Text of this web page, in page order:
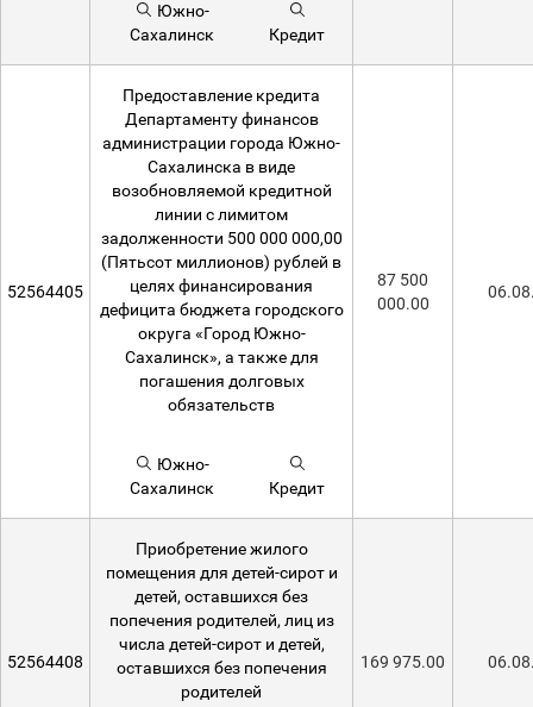
Южно-
Сахалинск
Кредит
52564405
Предоставление кредита
Департаменту финансов
администрации города Южно-
Сахалинска в виде
возобновляемой кредитной
линии с лимитом
задолженности 500 000 000,00
(Пятьсот миллионов) рублей в
целях финансирования
дефицита бюджета городского
округа «Город Южно-
Сахалинск», а также для
погашения долговых
обязательств
Южно-
Сахалинск
Кредит
87 500
000.00
52564408
Приобретение жилого
помещения для детей-сирот и
детей, оставшихся без
попечения родителей, лиц из
числа детей-сирот и детей,
оставшихся без попечения
родителей
169 975.00